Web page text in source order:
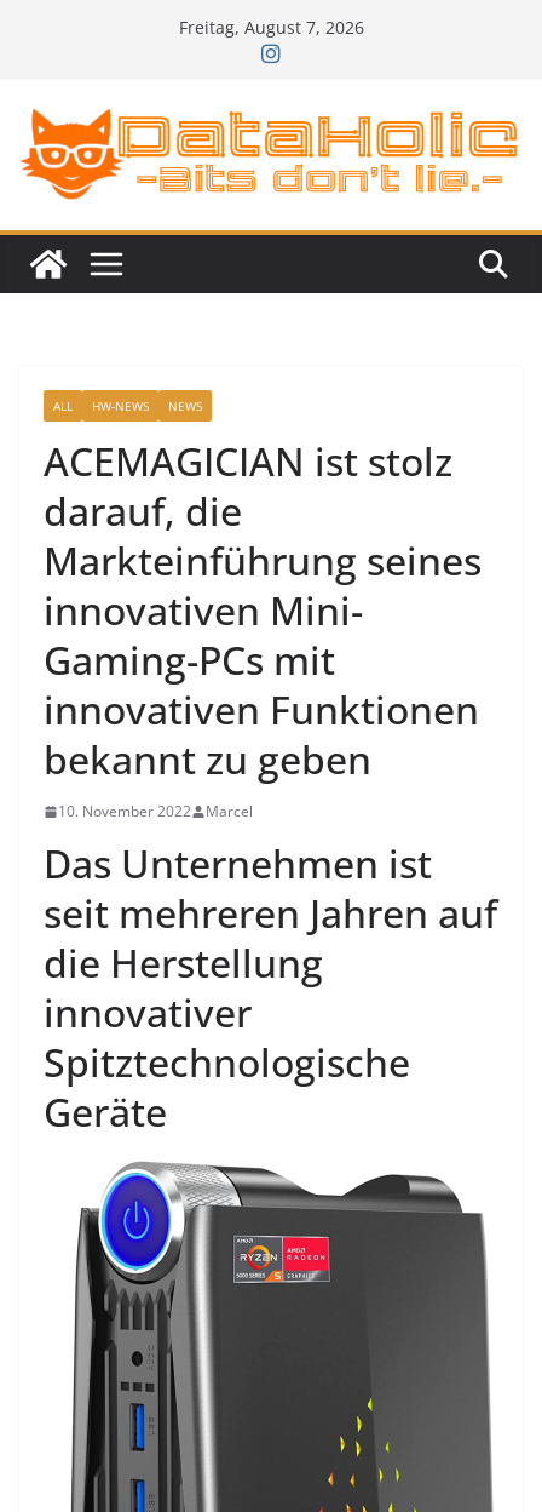
Freitag, August 7, 2026
ALL HW-NEWS NEWS
ACEMAGICIAN ist stolz
darauf, die
Markteinführung seines
innovativen Mini-
Gaming-PCs mit
innovativen Funktionen
bekannt zu geben
10. November 2022 Marcel
Das Unternehmen ist
seit mehreren Jahren auf
die Herstellung
innovativer
Spitztechnologische
Geräte